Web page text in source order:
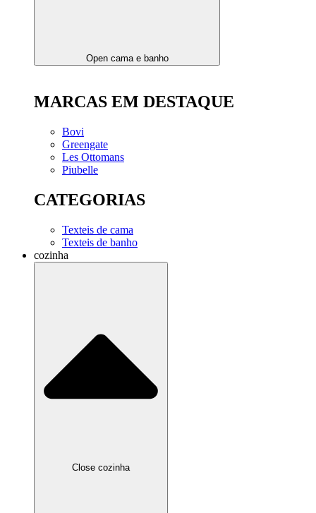
Open cama e banho
MARCAS EM DESTAQUE
Bovi
Greengate
Les Ottomans
Piubelle
CATEGORIAS
Texteis de cama
Texteis de banho
cozinha
Close cozinha